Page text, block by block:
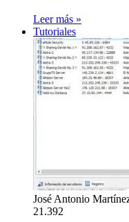
Leer más »
Tutoriales
José Antonio
21.392